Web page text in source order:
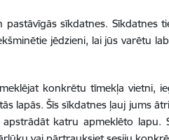
sīkdatnes. Sīkdatnes
jēdzieni, lai jūs varētu
konkrētu tīmekļa vietni,
lapās. Šīs sīkdatnes ļauj jums
apstrādāt katru apmeklēto